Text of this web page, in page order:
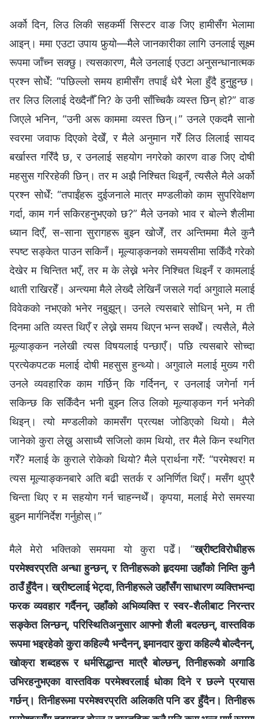
अर्को दिन, लिउ लिकी सहकर्मी सिस्टर वाङ जिए हामीसँग भेलामा
आइन्। ममा एउटा उपाय फुर्‍यो—मैले जानकारीका लागि उनलाई सूक्ष्म
रूपमा जाँच्न सक्छु। त्यसकारण, मैले उनलाई एउटा अनुसन्धानात्मक
प्रश्‍न सोधेँ: “पछिल्लो समय हामीसँग तपाईं धेरै भेला हुँदै हुनुहुन्छ।
तर लिउ लिलाई देख्दैनौँ नि? के उनी साँच्चिकै व्यस्त छिन् हो?” वाङ
जिएले भनिन, “उनी अरू काममा व्यस्त छिन्।” उनले एकदमै सानो
स्वरमा जवाफ दिएको देखेँ, र मैले अनुमान गरेँ लिउ लिलाई सायद
बर्खास्त गरिँदै छ, र उनलाई सहयोग नगरेको कारण वाङ जिए दोषी
महसुस गरिरहेकी छिन्। तर म अझै निश्‍चित थिइनँ, त्यसैले मैले अर्को
प्रश्‍न सोधेँ: “तपाईंहरू दुईजनाले मात्र मण्डलीको काम सुपरिवेक्षण
गर्दा, काम गर्न सकिरहनुभएको छ?” मैले उनको भाव र बोल्ने शैलीमा
ध्यान दिएँ, स-साना सुरागहरू बुझ्न खोजेँ, तर अन्तिममा मैले कुनै
स्पष्ट सङ्केत पाउन सकिनँ। मूल्याङ्कनको समयसीमा सकिँदै गरेको
देखेर म चिन्तित भएँ, तर म के लेख्ने भनेर निश्‍चित थिइनँ र कामलाई
थाती राखिरहेँ। अन्त्यमा मैले लेख्दै लेखिनँ जसले गर्दा अगुवाले मलाई
विवेकको नभएको भनेर नबुझून्। उनले त्यसबारे सोधिन् भने, म ती
दिनमा अति व्यस्त थिएँ र लेख्ने समय थिएन भन्न सक्थेँ। त्यसैले, मैले
मूल्याङ्कन नलेखी त्यस विषयलाई पन्छाएँ। पछि त्यसबारे सोच्दा
प्रत्येकपटक मलाई दोषी महसुस हुन्थ्यो। अगुवाले मलाई मुख्य गरी
उनले व्यवहारिक काम गर्छिन् कि गर्दिनन्, र उनलाई जगेर्ना गर्न
सकिन्छ कि सकिँदैन भनी बुझ्न लिउ लिको मूल्याङ्कन गर्न भनेकी
थिइन्। त्यो मण्डलीको कामसँग प्रत्यक्ष जोडिएको थियो। मैले
जानेको कुरा लेख्नु असाध्यै सजिलो काम थियो, तर मैले किन स्थगित
गरेँ? मलाई के कुराले रोकेको थियो? मैले प्रार्थना गरेँ: “परमेश्‍वर! म
त्यस मूल्याङ्कनबारे अति बढी सतर्क र अनिर्णित थिएँ। मसँग थुप्रै
चिन्ता थिए र म सहयोग गर्न चाहन्नथेँ। कृपया, मलाई मेरो समस्या
बुझ्न मार्गनिर्देश गर्नुहोस्।”
मैले मेरो भक्तिको समयमा यो कुरा पढेँ। “ख्रीष्टविरोधीहरू
परमेश्‍वरप्रति अन्धा हुन्छन्, र तिनीहरूको हृदयमा उहाँको निम्ति कुनै
ठाउँ हुँदैन। ख्रीष्‍टलाई भेट्दा, तिनीहरूले उहाँसँग साधारण व्यक्तिभन्दा
फरक व्यवहार गर्दैनन्, उहाँको अभिव्यक्ति र स्वर-शैलीबाट निरन्तर
सङ्केत लिन्छन्, परिस्थितिअनुसार आफ्‍नो शैली बदल्छन्, वास्तविक
रूपमा भइरहेको कुरा कहिल्यै भन्दैनन्, इमानदार कुरा कहिल्यै बोल्दैनन्,
खोक्रा शब्‍दहरू र धर्मसिद्धान्त मात्रै बोल्छन्, तिनीहरूको अगाडि
उभिरहनुभएका वास्तविक परमेश्‍वरलाई धोका दिने र छल्ने प्रयास
गर्छन्। तिनीहरूमा परमेश्‍वरप्रति अलिकति पनि डर हुँदैन। तिनीहरू